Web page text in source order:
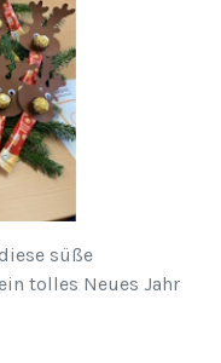
süße
tolles Neues Jahr